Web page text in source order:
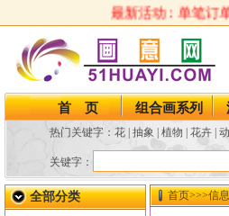
最新活动：单笔订
首 页 组合画系列
热门关键字： 花 抽象 植物 花卉
关键字：
首页>>>信
全部分类